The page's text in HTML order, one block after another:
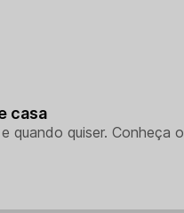
casa
quando quiser. Conheça o